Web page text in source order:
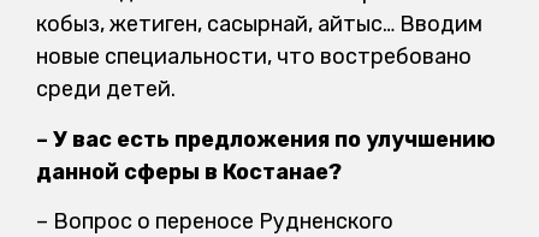
кобыз, жетиген, сасырнай, айтыс… Вводим
новые специальности, что востребовано
среди детей.
– У вас есть предложения по улучшению
данной сферы в Костанае?
– Вопрос о переносе Рудненского